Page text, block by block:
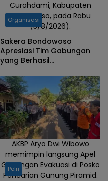
Curahdami, Kabupaten
Bondowoso, pada Rabu
(5/8/2026).
Organisasi
Sakera Bondowoso
Apresiasi Tim Gabungan
yang Berhasil
Gunung Piramid
AKBP Aryo Dwi Wibowo
memimpin langsung Apel
Gabungan Evakuasi di Posko
Pencarian Gunung Piramid.
Polri